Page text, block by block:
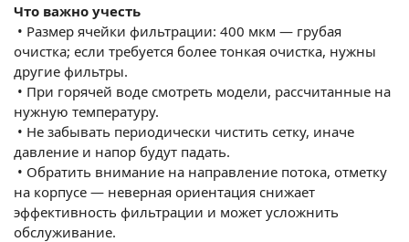
Что важно учесть
• Размер ячейки фильтрации: 400 мкм — грубая
очистка; если требуется более тонкая очистка, нужны
другие фильтры.
• При горячей воде смотреть модели, рассчитанные на
нужную температуру.
• Не забывать периодически чистить сетку, иначе
давление и напор будут падать.
• Обратить внимание на направление потока, отметку
на корпусе — неверная ориентация снижает
эффективность фильтрации и может усложнить
обслуживание.